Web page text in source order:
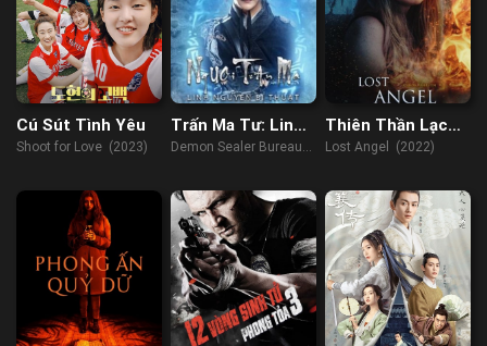
Cú Sút Tình Yêu
Shoot for Love (2023)
Trấn Ma Tư: Linh
Nguyên Bí Thuật
Demon Sealer Bureau
Thiên Thần Lạc
Lối
Lost Angel (2022)